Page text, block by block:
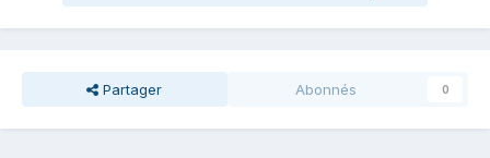
Partager Abonnés 0